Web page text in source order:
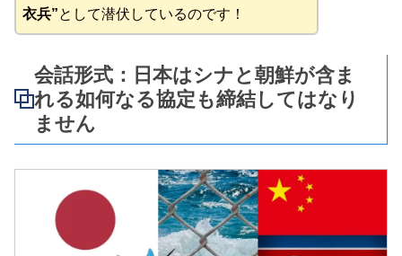
衣兵”として潜伏しているのです！
会話形式：日本はシナと朝鮮が含ま
れる如何なる協定も締結してはなり
ません